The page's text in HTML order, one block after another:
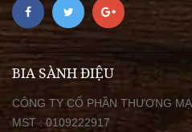
BIA SÀNH ĐIỆU
CÔNG TY CỔ PHẦN THƯƠNG
MST : 0109222917